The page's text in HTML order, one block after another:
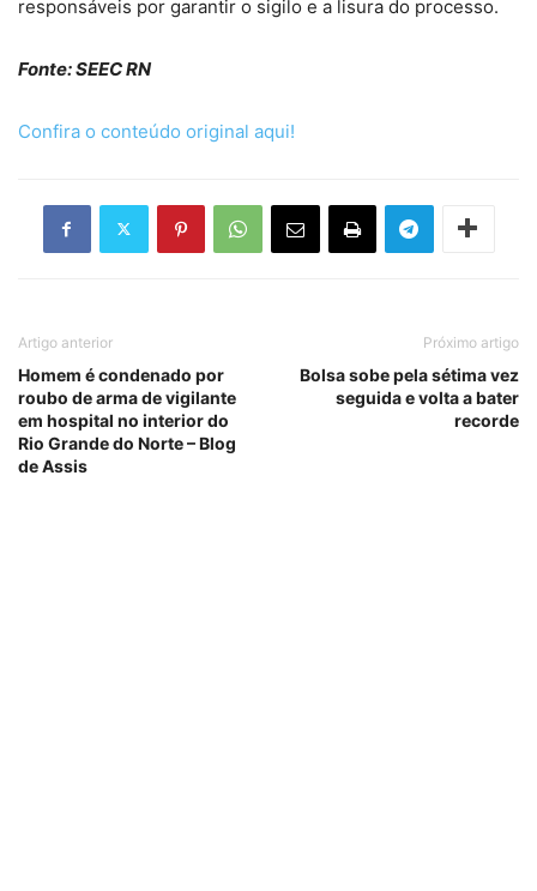
responsáveis por garantir o sigilo e a lisura do processo.
Fonte: SEEC RN
Confira o conteúdo original aqui!
Artigo anterior
Homem é condenado por
roubo de arma de vigilante
em hospital no interior do
Rio Grande do Norte – Blog
de Assis
Próximo artigo
Bolsa sobe pela sétima vez
seguida e volta a bater
recorde